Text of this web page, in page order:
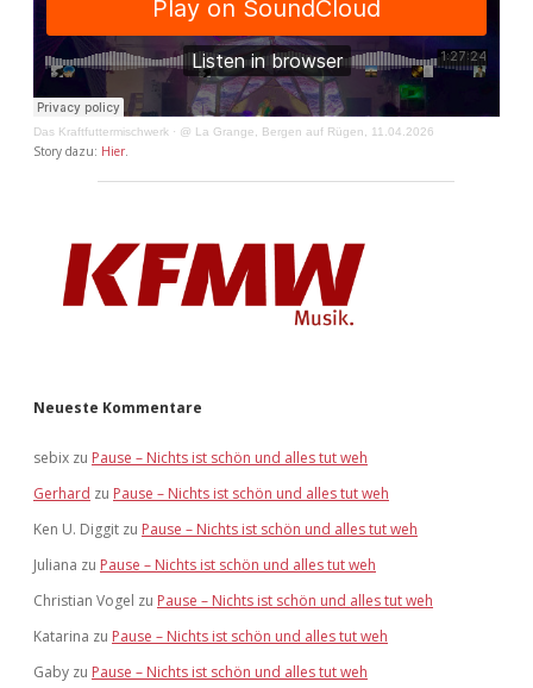
Das Kraftfuttermischwerk · @ La Grange, Bergen auf Rügen, 11.04.2026
Story dazu: Hier.
Neueste Kommentare
sebix zu Pause – Nichts ist schön und alles tut weh
Gerhard zu Pause – Nichts ist schön und alles tut weh
Ken U. Diggit zu Pause – Nichts ist schön und alles tut weh
Juliana zu Pause – Nichts ist schön und alles tut weh
Christian Vogel zu Pause – Nichts ist schön und alles tut weh
Katarina zu Pause – Nichts ist schön und alles tut weh
Gaby zu Pause – Nichts ist schön und alles tut weh